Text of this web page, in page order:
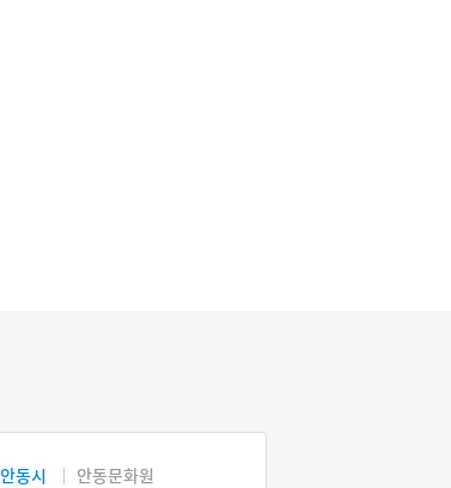
안동시 안동문화원